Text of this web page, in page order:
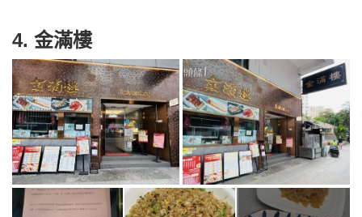
4. 金滿樓